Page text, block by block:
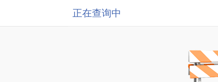
正在查询中